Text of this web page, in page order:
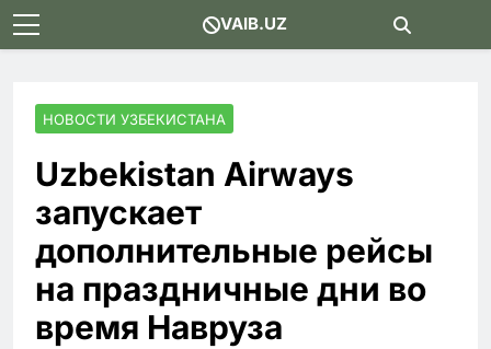
Skip
to
VAIB.UZ
НОВОСТИ УЗБЕКИСТАНА
Uzbekistan Airways
запускает
дополнительные рейсы
на праздничные дни во
время Навруза